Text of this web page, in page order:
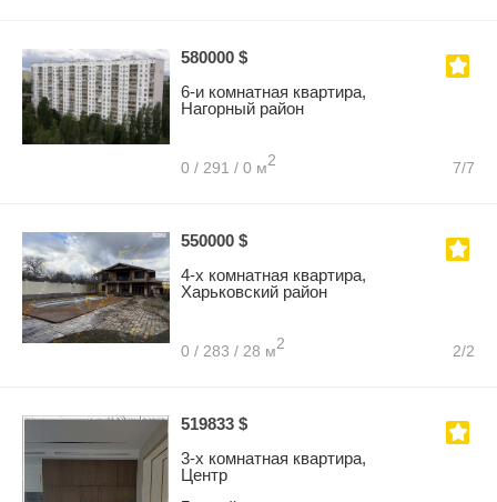
580000 $
6-и комнатная квартира,
Нагорный район
0 / 291 / 0 м2 7/7
550000 $
4-х комнатная квартира,
Харьковский район
0 / 283 / 28 м2 2/2
519833 $
3-х комнатная квартира,
Центр